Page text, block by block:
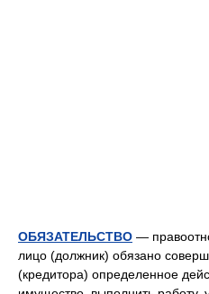
ОБЯЗАТЕЛЬСТВО —
лицо (должник) обязано
(кредитора) определенное